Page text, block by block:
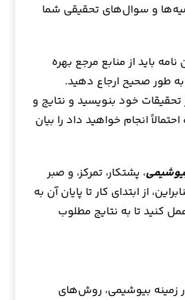
و سوال‌های تحقیقی شما
باید از منابع مرجع بهره
طور صحیح ارجاع دهید.
تحقیقات خود بنویسید و نتایج و
انجام خواهید داد را بیان
، پشتکار، تمرکز، و صبر
از ابتدای کار تا پایان آن به
کنید تا به نتایج مطلوب
زمینه بیوشیمی، روش‌های